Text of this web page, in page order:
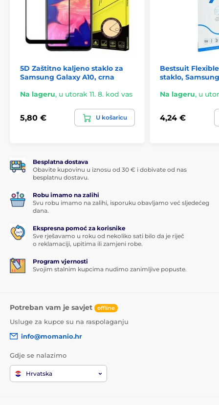
5D Zaštitno kaljeno staklo za
Samsung Galaxy A10, crna
Na lageru, u utorak 11. 8. kod vas
5,80 € U košaricu
Bestsuit
staklo,
Na lageru, u
4,24 €
Besplatna dostava
Obavite kupovinu u iznosu od 30 € i dobivate od nas
besplatnu dostavu.
Robu imamo na zalihi
Svu robu imamo na zalihi, isporuku obavljamo već sljedećeg
dana.
Ekspresna pomoć za korisnike
Sve rješavamo u roku od nekoliko sati bilo da je riječ
o reklamaciji, upitima ili zamjeni robe.
Program vjernosti
Svojim stalnim kupcima nudimo zanimljive popuste.
Potreban vam je savjet offline
Usluge za kupce su na raspolaganju
info@momanio.hr
Gdje se nalazimo
Hrvatska